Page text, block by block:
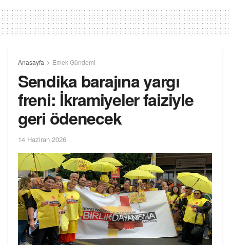
Anasayfa Emek Gündemi
Sendika barajına yargı
freni: İkramiyeler faiziyle
geri ödenecek
14 Haziran 2026